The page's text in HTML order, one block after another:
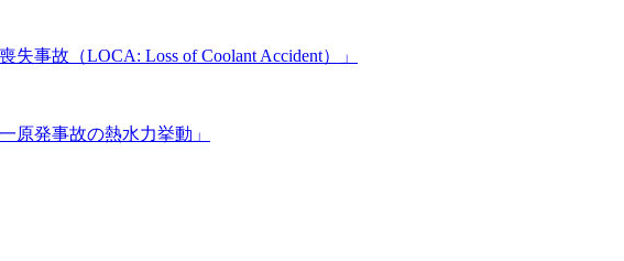
事故（LOCA: Loss of Coolant Accident）」
原発事故の熱水力挙動」